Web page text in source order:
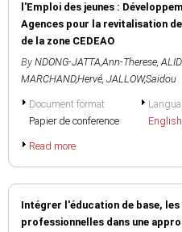
l'Emploi des jeunes :
Agences pour la revitalisation
de la zone CEDEAO
By NDONG-JATTA,Ann-Therese,
MARCHAND,Hervé, JALLOW,Saidou
Document format
Papier de conference
English
Read more
Intégrer l'éducation de base,
professionnelles dans une